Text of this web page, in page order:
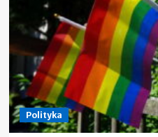
Polityka